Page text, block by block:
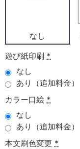
なし
遊び紙印刷 *
なし
あり（追加料金）
カラー口絵 *
なし
あり（追加料金）
本文刷色変更 *